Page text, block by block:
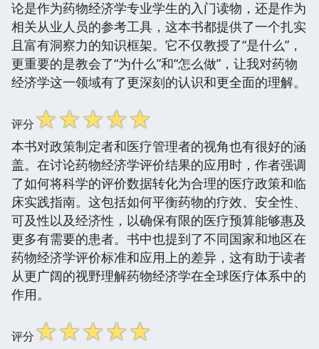
论是作为药物经济学专业学生的入门读物，还是作为
相关从业人员的参考工具，这本书都提供了一个扎实
且富有洞察力的知识框架。它不仅教授了“是什么”，
更重要的是教会了“为什么”和“怎么做”，让我对药物
经济学这一领域有了更深刻的认识和更全面的理解。
评分☆☆☆☆☆
本书对政策制定者和医疗管理者的视角也有很好的涵
盖。在讨论药物经济学评价结果的应用时，作者强调
了如何将科学的评价数据转化为合理的医疗政策和临
床实践指南。这包括如何平衡药物的疗效、安全性、
可及性以及经济性，以确保有限的医疗预算能够惠及
更多有需要的患者。书中也提到了不同国家和地区在
药物经济学评价标准和应用上的差异，这有助于读者
从更广阔的视野理解药物经济学在全球医疗体系中的
作用。
评分☆☆☆☆☆